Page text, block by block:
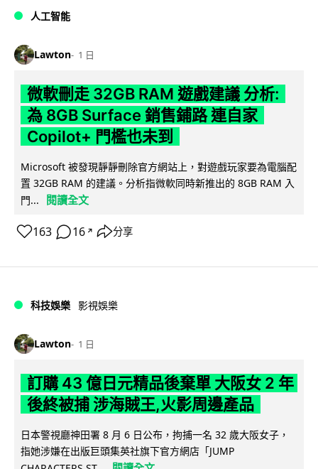
人工智能
Lawton 1 日
微軟刪走 32GB RAM 遊戲建議 分析:
為 8GB Surface 銷售鋪路 連自家
Copilot+ 門檻也未到
Microsoft 被發現靜靜刪除官方網站上，對遊戲玩家要為電腦配
置 32GB RAM 的建議。分析指微軟同時新推出的 8GB RAM 入
門...
閱讀全文
163 16 ↗ 分享
科技娛樂 影視娛樂
Lawton 1 日
訂購 43 億日元精品後棄單 大阪女 2 年
後終被捕 涉海賊王,火影周邊產品
日本警視廳神田署 8 月 6 日公布，拘捕一名 32 歲大阪女子，
指她涉嫌在出版巨頭集英社旗下官方網店「JUMP